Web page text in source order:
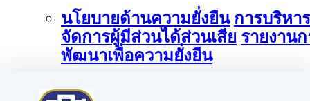
นโยบายด้านความยั่งยืน การบริหาร
จัดการผู้มีส่วนได้ส่วนเสีย รายงานก
พัฒนาเพื่อความยั่งยืน
การบริหารจัดการด้านนวัตกรรม